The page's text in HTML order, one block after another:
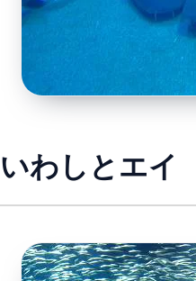
いわしとエイ